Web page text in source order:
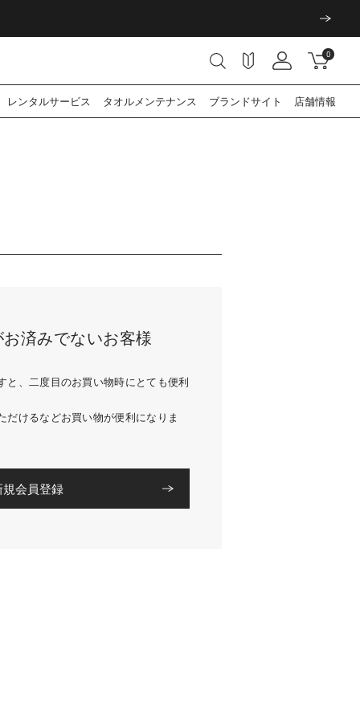
0
レンタルサービス タオル メンテナンス ブランドサイト 店舗情報
お済みでないお客様
と、二度目のお買い物時にとても便利
だけるなどお買い物が便利になりま
規会員登録